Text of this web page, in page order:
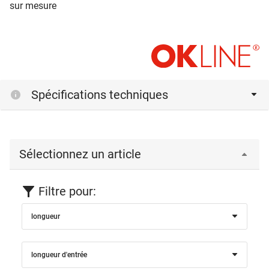
sur mesure
Spécifications techniques
Sélectionnez un article
Filtre pour:
longueur
longueur d'entrée